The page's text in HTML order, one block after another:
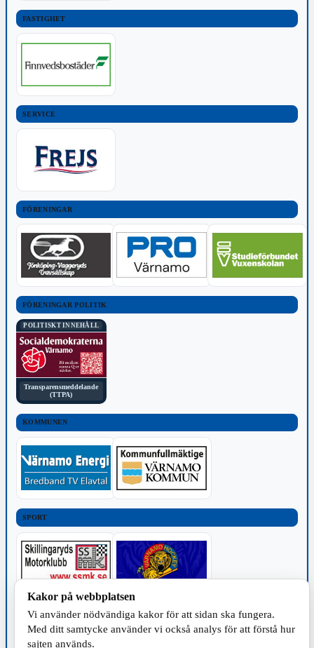
FASTIGHET
SERVICE
FÖRENINGAR
FÖRENINGAR POLITIK
POLITISKT INNEHÅLL
Transparensmeddelande
(TTPA)
KOMMUNEN
SPORT
TILLVERKNING
Kakor på webbplatsen
Vi använder nödvändiga kakor för att sidan ska fungera.
Med ditt samtycke använder vi också analys för att förstå hur
sajten används.